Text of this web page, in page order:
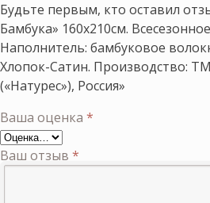
Будьте первым, кто оставил
Бамбука» 160х210см.
Наполнитель: бамбуковое
Хлопок-Сатин. Производство: ТМ
(«Натурес»), Россия»
Ваша оценка *
Ваш отзыв *